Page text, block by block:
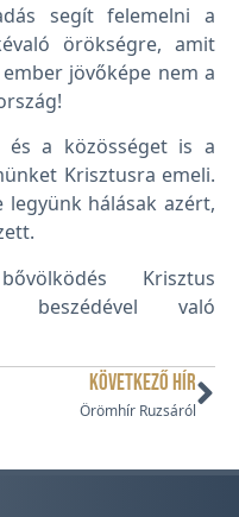
segít felemelni a
örökségre, amit
jövőképe nem a
és a közösséget is a
Krisztusra emeli.
legyünk hálásak azért,
Krisztus
beszédével való
KÖVETKEZŐ HÍR
Örömhír Ruzsáról